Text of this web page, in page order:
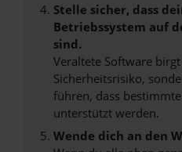
Stelle sicher, dass
Betriebssystem auf
sind.
Veraltete Software
Sicherheitsrisiko,
führen, dass
unterstützt werden.
Wende dich an den